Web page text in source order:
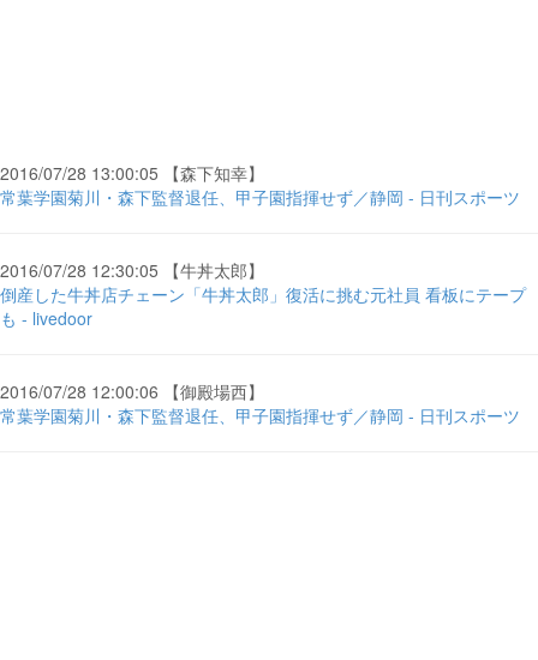
2016/07/28 13:00:05 【森下知幸】
常葉学園菊川・森下監督退任、甲子園指揮せず／静岡 - 日刊スポーツ
2016/07/28 12:30:05 【牛丼太郎】
倒産した牛丼店チェーン「牛丼太郎」復活に挑む元社員 看板にテープ
も - livedoor
2016/07/28 12:00:06 【御殿場西】
常葉学園菊川・森下監督退任、甲子園指揮せず／静岡 - 日刊スポーツ